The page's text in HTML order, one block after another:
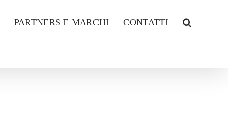
PARTNERS E MARCHI CONTATTI